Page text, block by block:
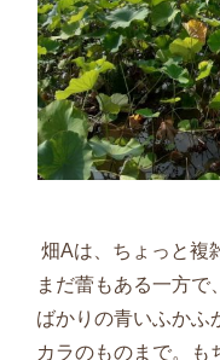
畑Aは、ちょっと複
まだ蕾もある一方で
ばかりの青いふかふ
カラのものまで。も